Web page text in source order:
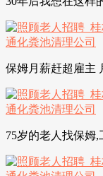
保姆月薪赶超雇主
75岁的老人找保姆